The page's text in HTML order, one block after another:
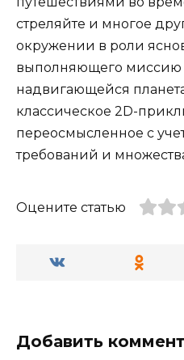
стреляйте и многое
окружении в роли
выполняющего
надвигающейся
классическое 2D-
переосмысленное с
требований и
Оцените статью
Добавить